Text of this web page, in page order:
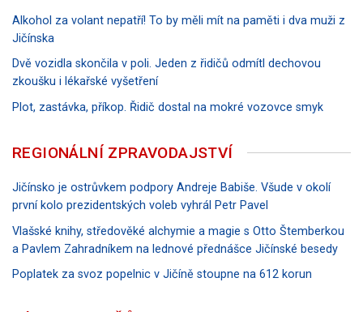
Alkohol za volant nepatří! To by měli mít na paměti i dva muži z
Jičínska
Dvě vozidla skončila v poli. Jeden z řidičů odmítl dechovou
zkoušku i lékařské vyšetření
Plot, zastávka, příkop. Řidič dostal na mokré vozovce smyk
REGIONÁLNÍ ZPRAVODAJSTVÍ
Jičínsko je ostrůvkem podpory Andreje Babiše. Všude v okolí
první kolo prezidentských voleb vyhrál Petr Pavel
Vlašské knihy, středověké alchymie a magie s Otto Štemberkou
a Pavlem Zahradníkem na lednové přednášce Jičínské besedy
Poplatek za svoz popelnic v Jičíně stoupne na 612 korun